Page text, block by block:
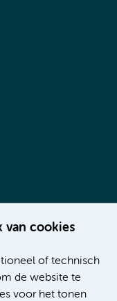
van cookies
of technisch
de website te
voor het tonen